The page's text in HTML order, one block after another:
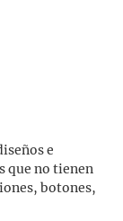
e
que no tienen
botones,